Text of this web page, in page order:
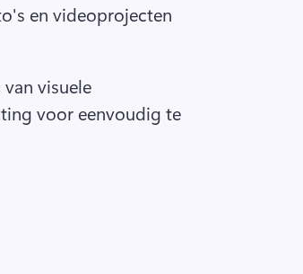
en videoprojecten
visuele
voor eenvoudig te